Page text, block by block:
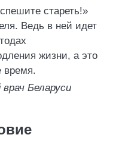
стареть!»
Ведь в ней идет
жизни, а это
время.
Беларуси